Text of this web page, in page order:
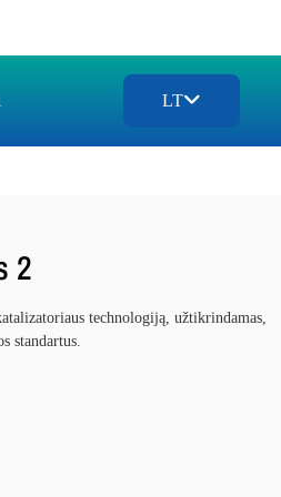
LT
2
technologiją, užtikrindamas,
standartus.